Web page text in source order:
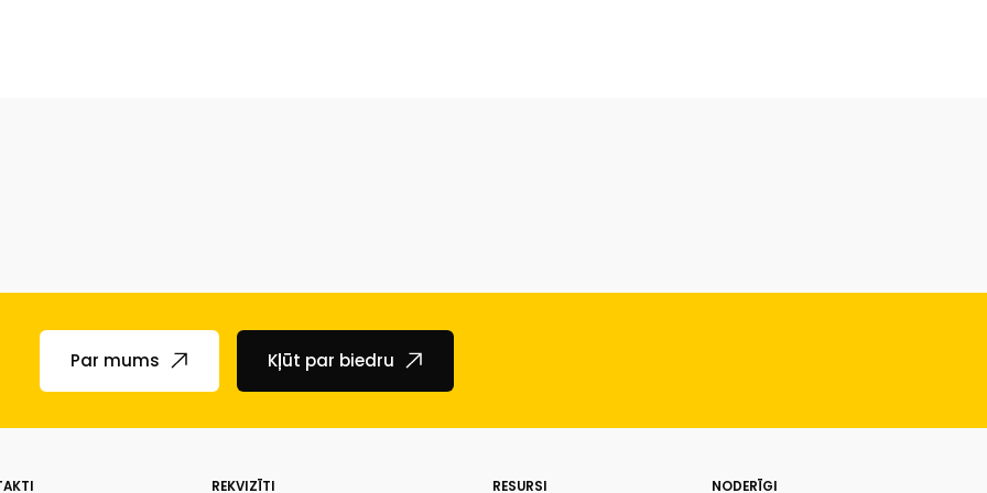
Par mums Kļūt par biedru
REKVIZĪTI RESURSI NODERĪGI